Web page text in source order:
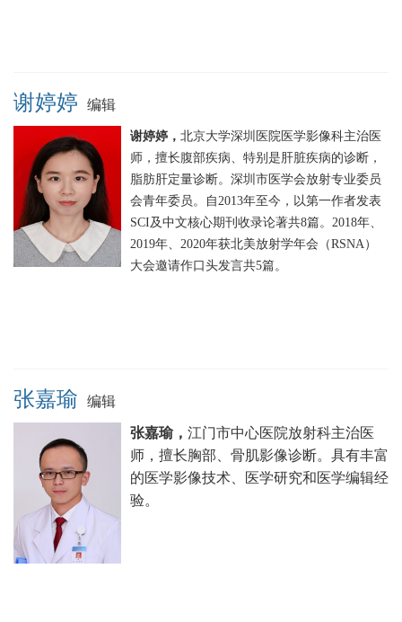
谢婷婷 编辑
谢婷婷， 北京大学深圳医院医学影像科主治医
师，擅长腹部疾病、特别是肝脏疾病的诊断，
脂肪肝定量诊断。深圳市医学会放射专业委员
会青年委员。自2013年至今，以第一作者发表
SCI及中文核心期刊收录论著共8篇。2018年、
2019年、2020年获北美放射学年会（RSNA）
大会邀请作口头发言共5篇。
张嘉瑜 编辑
张嘉瑜， 江门市中心医院放射科主治医
师，擅长胸部、骨肌影像诊断。具有丰富
的医学影像技术、医学研究和医学编辑经
验。